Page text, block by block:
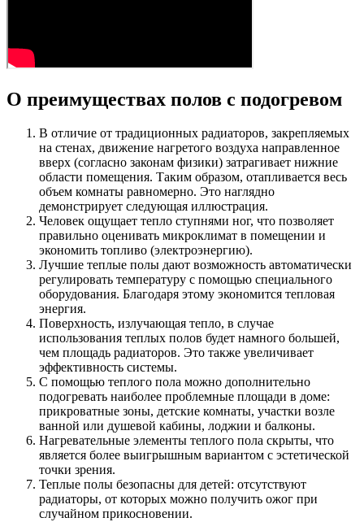
О преимуществах полов с подогревом
В отличие от традиционных радиаторов, закрепляемых
на стенах, движение нагретого воздуха направленное
вверх (согласно законам физики) затрагивает нижние
области помещения. Таким образом, отапливается весь
объем комнаты равномерно. Это наглядно
демонстрирует следующая иллюстрация.
Человек ощущает тепло ступнями ног, что позволяет
правильно оценивать микроклимат в помещении и
экономить топливо (электроэнергию).
Лучшие теплые полы дают возможность автоматически
регулировать температуру с помощью специального
оборудования. Благодаря этому экономится тепловая
энергия.
Поверхность, излучающая тепло, в случае
использования теплых полов будет намного большей,
чем площадь радиаторов. Это также увеличивает
эффективность системы.
С помощью теплого пола можно дополнительно
подогревать наиболее проблемные площади в доме:
прикроватные зоны, детские комнаты, участки возле
ванной или душевой кабины, лоджии и балконы.
Нагревательные элементы теплого пола скрыты, что
является более выигрышным вариантом с эстетической
точки зрения.
Теплые полы безопасны для детей: отсутствуют
радиаторы, от которых можно получить ожог при
случайном прикосновении.